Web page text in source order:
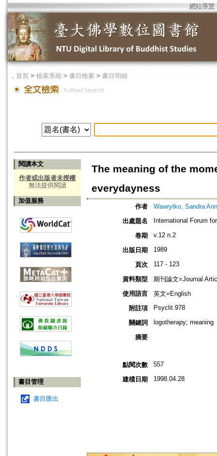
網站導覽
． 首頁 > 檢索系統 > 書目檢索 > 書目明細
閱讀本文
作者或出版者未授權
無法提供閱讀
加值服務
書目管理
書目匯出
The meaning of the
everydayness
作者
Wawrytko, Sandra
出處題名
International Forum
卷期 v.12 n.2
出版日期 1989
頁次 117 - 123
資料類型
期刊論文=Journal
使用語言
英文=English
附註項
Psyclit.978
關鍵詞 logotherapy; meaning
摘要
點閱次數 557
建檔日期 1998.04.28